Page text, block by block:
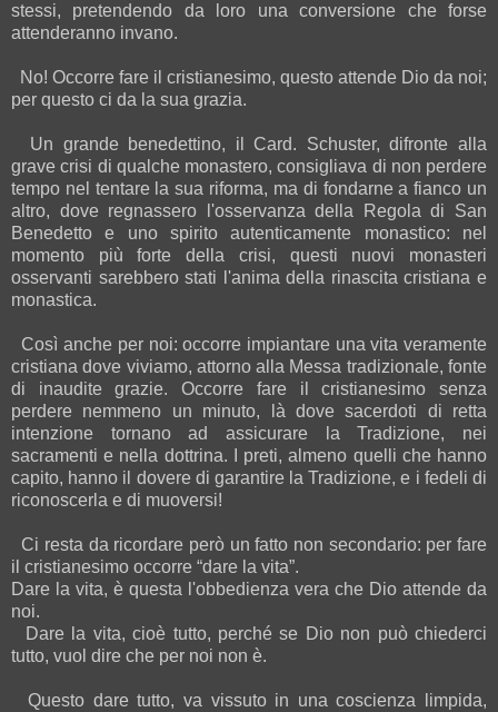
stessi, pretendendo da loro una conversione che forse
attenderanno invano.
No! Occorre fare il cristianesimo, questo attende Dio da noi;
per questo ci da la sua grazia.
Un grande benedettino, il Card. Schuster, difronte alla
grave crisi di qualche monastero, consigliava di non perdere
tempo nel tentare la sua riforma, ma di fondarne a fianco un
altro, dove regnassero l'osservanza della Regola di San
Benedetto e uno spirito autenticamente monastico: nel
momento più forte della crisi, questi nuovi monasteri
osservanti sarebbero stati l'anima della rinascita cristiana e
monastica.
Così anche per noi: occorre impiantare una vita veramente
cristiana dove viviamo, attorno alla Messa tradizionale, fonte
di inaudite grazie. Occorre fare il cristianesimo senza
perdere nemmeno un minuto, là dove sacerdoti di retta
intenzione tornano ad assicurare la Tradizione, nei
sacramenti e nella dottrina. I preti, almeno quelli che hanno
capito, hanno il dovere di garantire la Tradizione, e i fedeli di
riconoscerla e di muoversi!
Ci resta da ricordare però un fatto non secondario: per fare
il cristianesimo occorre “dare la vita”.
Dare la vita, è questa l'obbedienza vera che Dio attende da
noi.
Dare la vita, cioè tutto, perché se Dio non può chiederci
tutto, vuol dire che per noi non è.
Questo dare tutto, va vissuto in una coscienza limpida,